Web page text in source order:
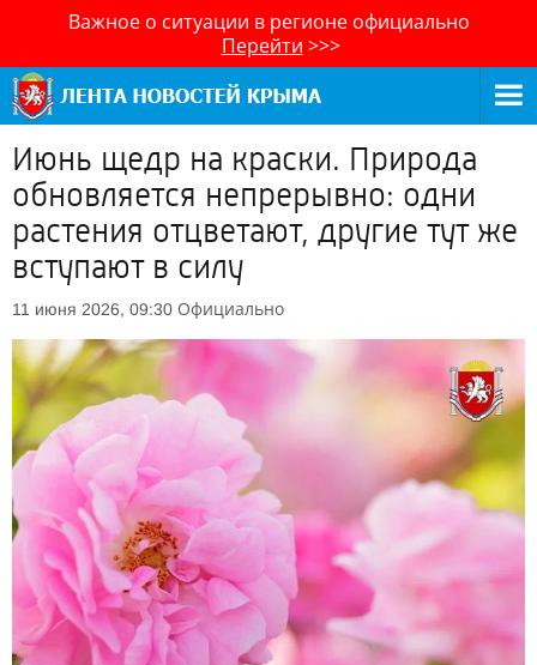
Важное о ситуации в регионе официально
Перейти >>>
Июнь щедр на краски. Природа
обновляется непрерывно: одни
растения отцветают, другие тут же
вступают в силу
11 июня 2026, 09:30 Официально